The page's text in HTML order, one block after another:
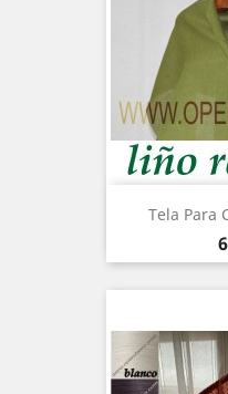
Tela Para